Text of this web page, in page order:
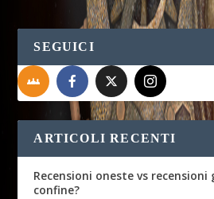
SEGUICI
ARTICOLI RECENTI
Recensioni oneste vs
confine?